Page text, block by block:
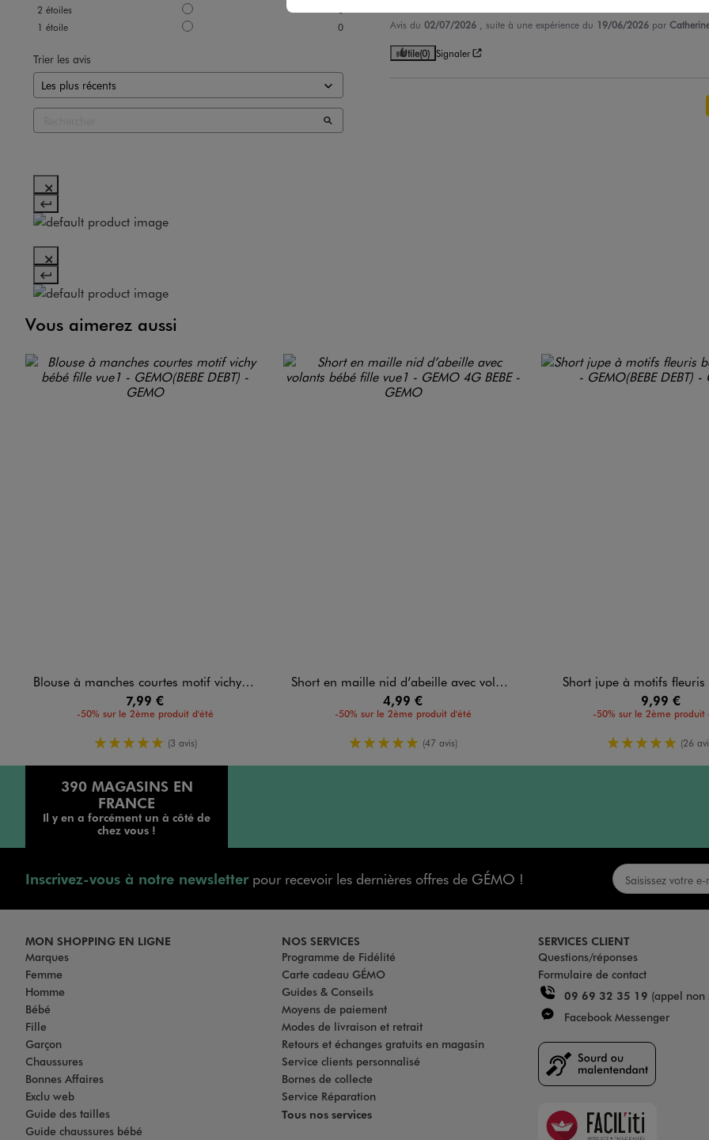
2 étoiles
1 étoile 0
Trier les avis
Avis du 02/07/2026 , suite à une expérience du 19/06/2026 par
Utile(0) Signaler
Vous aimerez aussi
Blouse à manches courtes motif vichy bébé fille
7,99 €
-50% sur le 2ème produit d'été
5/5 de moyenne
(3 avis)
Short en maille nid d’abeille avec volants bébé fille
4,99 €
-50% sur le 2ème produit d'été
5/5 de moyenne
(47 avis)
Short jupe à motifs fleuris
9,99 €
-50% sur le 2ème produit
5/5 de (26
390 MAGASINS EN
FRANCE
Il y en a forcément un à côté de
chez vous !
Inscrivez-vous à notre newsletterpour recevoir les dernières offres de GÉMO !
MON SHOPPING EN LIGNE
Marques
Femme
Homme
Bébé
Fille
Garçon
Chaussures
Bonnes Affaires
Exclu web
Guide des tailles
Guide chaussures bébé
NOS SERVICES
Programme de Fidélité
Carte cadeau GÉMO
Guides & Conseils
Moyens de paiement
Modes de livraison et retrait
Retours et échanges gratuits en magasin
Service clients personnalisé
Bornes de collecte
Service Réparation
Tous nos services
SERVICES CLIENT
Questions/réponses
Formulaire de contact
09 69 32 35 19 (appel non
Facebook Messenger
Faciliti